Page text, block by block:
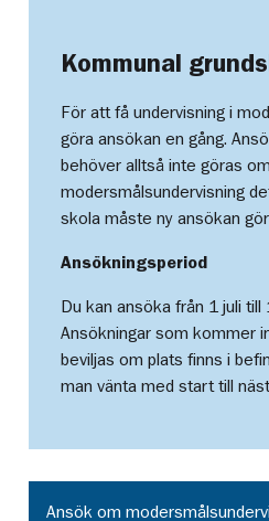
Kommunal
För att få undervisning i
göra ansökan en gång.
behöver alltså inte göras
modersmålsundervisning
skola måste ny ansökan
Ansökningsperiod
Du kan ansöka från 1 juli till
Ansökningar som kommer
beviljas om plats finns i
man vänta med start till
Ansök om